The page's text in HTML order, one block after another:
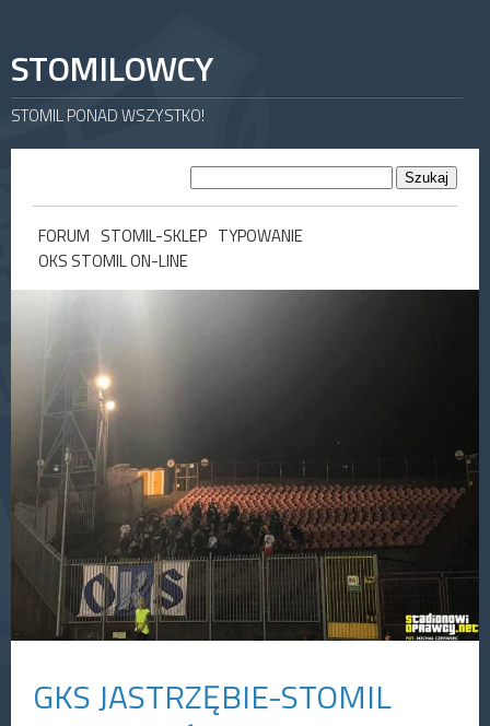
STOMILOWCY
STOMIL PONAD WSZYSTKO!
FORUM STOMIL-SKLEP TYPOWANIE
OKS STOMIL ON-LINE
GKS JASTRZĘBIE-STOMIL